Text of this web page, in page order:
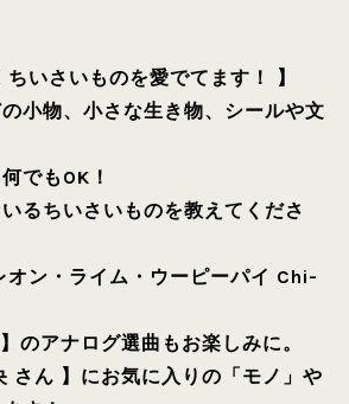
いさいものを愛でてます！ 】
小物、小さな生き物、シールや文
でもOK！
るちいさいものを教えてくださ
オン・ライム・ウーピーパイ Chi-
のアナログ選曲もお楽しみに。
さん 】にお気に入りの「モノ」や